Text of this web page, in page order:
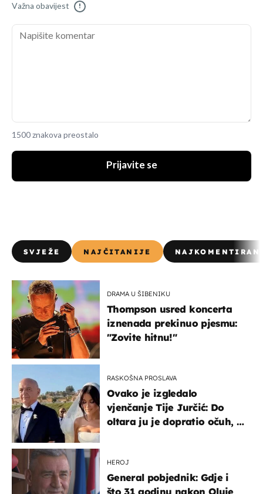
Važna obavijest !
1500 znakova preostalo
Prijavite se
SVJEŽE NAJČITANIJE
DRAMA U ŠIBENIKU
Thompson usred koncerta
iznenada prekinuo pjesmu:
"Zovite hitnu!"
RASKOŠNA PROSLAVA
Ovako je izgledalo
vjenčanje Tije Jurčić: Do
oltara ju je dopratio očuh, a
HEROJ
General pobjednik: Gdje i
što 31 godinu nakon Oluje